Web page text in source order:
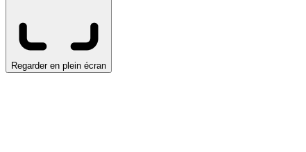
Regarder en plein écran